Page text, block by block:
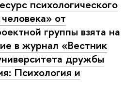
психологического
от
группы взята на
в журнал «Вестник
дружбы
Психология и